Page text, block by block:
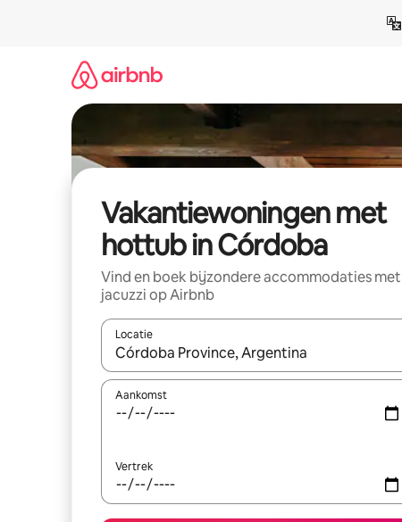
Vakantiewoningen met
hottub in Córdoba
Vind en boek bijzondere accommodaties met
jacuzzi op Airbnb
Locatie
Wanneer er suggesties beschikbaar zijn, maak
Aankomst
Vertrek